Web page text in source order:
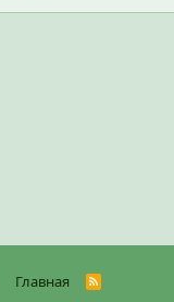
Главная
R